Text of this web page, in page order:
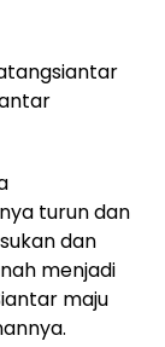
turun dan
dan
menjadi
maju